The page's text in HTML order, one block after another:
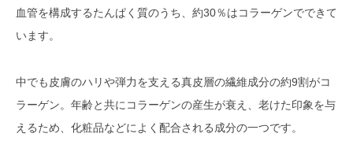
Ｍメーカー5選
株式会社HSC COLLAGEN（エイ
チ・エス・シーコラーゲン）（兵
血管を構成するたんぱく質のうち、約30％はコラーゲンでできて
います。
中でも皮膚のハリや弾力を支える真皮層の繊維成分の約9割がコ
ラーゲン。年齢と共にコラーゲンの産生が衰え、老けた印象を与
えるため、化粧品などによく配合される成分の一つです。